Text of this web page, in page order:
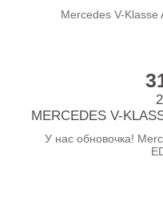
Mercedes V-Klasse
MERCEDES V-
У нас обновочка!